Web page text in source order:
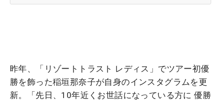
昨年、「リゾートトラスト レディス」でツアー初優
勝を飾った稲垣那奈子が自身のインスタグラムを更
新。「先日、10年近くお世話になっている方に 優勝